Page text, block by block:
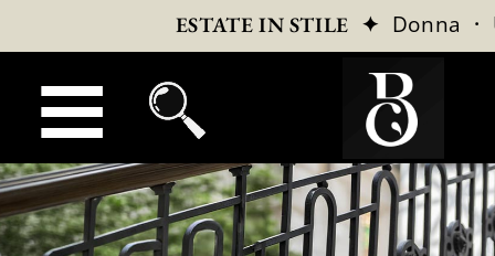
ESTATE IN STILE ✦ Donna ·